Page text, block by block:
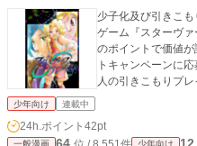
少子化及び引きこ
ゲーム『スターヴ
のポイントで価値
トキャンペーンに
人の引きこもりプ
少年向け 連載中
24h.ポイント 42pt
一般漫画 少年向け